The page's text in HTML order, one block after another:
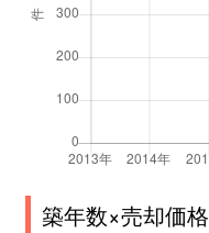
築年数×売却価格